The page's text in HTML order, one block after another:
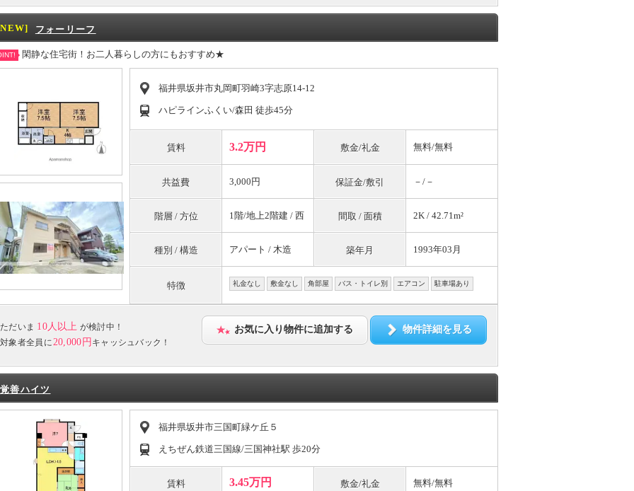
フォーリーフ
閑静な住宅街！お二人暮らしの方にもおすすめ★
福井県坂井市丸岡町羽崎3字志原14-12
ハピラインふくい/森田 徒歩45分
賃料 3.2万円 敷金/礼金 無料/無料
共益費 3,000円 保証金/敷引 －/－
階層 / 方位 1階/地上2階建 / 西 間取 / 面積 2K / 42.71m²
種別 / 構造 アパート / 木造 築年月 1993年03月
特徴 礼金なし 敷金なし 角部屋 バス・トイレ別 エアコン 駐車場あり
ただいま 10人以上 が検討中！
対象者全員に20,000円 キャッシュバック！
お気に入り物件に追加する 物件詳細を見る
覚善ハイツ
福井県坂井市三国町緑ケ丘５
えちぜん鉄道三国線/三国神社駅 歩20分
賃料 3.45万円 敷金/礼金 無料/無料